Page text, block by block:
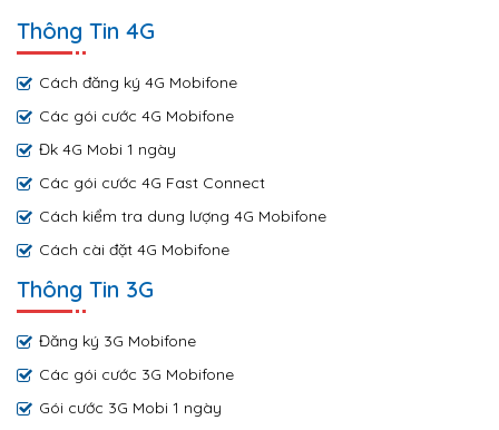
Thông Tin 4G
Cách đăng ký 4G Mobifone
Các gói cước 4G Mobifone
Đk 4G Mobi 1 ngày
Các gói cước 4G Fast Connect
Cách kiểm tra dung lượng 4G Mobifone
Cách cài đặt 4G Mobifone
Thông Tin 3G
Đăng ký 3G Mobifone
Các gói cước 3G Mobifone
Gói cước 3G Mobi 1 ngày